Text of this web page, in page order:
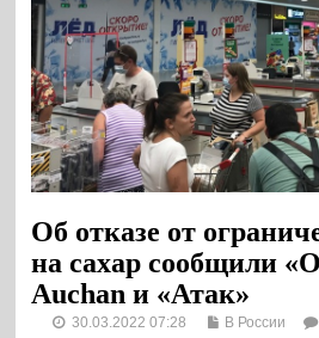
Об отказе от
на сахар сообщили
Auchan и «Атак»
30.03.2022 07:28 В России